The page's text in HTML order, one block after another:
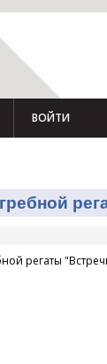
ВОЙТИ
регаты